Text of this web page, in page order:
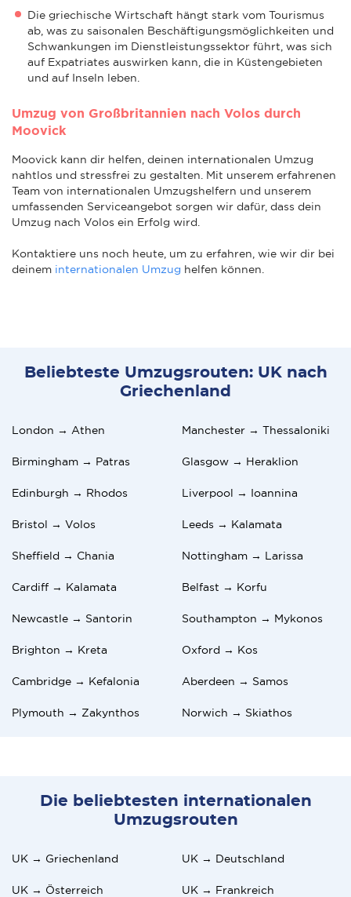
Die griechische Wirtschaft hängt stark vom Tourismus
ab, was zu saisonalen Beschäftigungsmöglichkeiten und
Schwankungen im Dienstleistungssektor führt, was sich
auf Expatriates auswirken kann, die in Küstengebieten
und auf Inseln leben.
Umzug von Großbritannien nach Volos durch
Moovick
Moovick kann dir helfen, deinen internationalen Umzug
nahtlos und stressfrei zu gestalten. Mit unserem erfahrenen
Team von internationalen Umzugshelfern und unserem
umfassenden Serviceangebot sorgen wir dafür, dass dein
Umzug nach Volos ein Erfolg wird.
Kontaktiere uns noch heute, um zu erfahren, wie wir dir bei
deinem internationalen Umzug helfen können.
Beliebteste Umzugsrouten: UK nach
Griechenland
London → Athen Manchester → Thessaloniki
Birmingham → Patras Glasgow → Heraklion
Edinburgh → Rhodos Liverpool → Ioannina
Bristol → Volos Leeds → Kalamata
Sheffield → Chania Nottingham → Larissa
Cardiff → Kalamata Belfast → Korfu
Newcastle → Santorin Southampton → Mykonos
Brighton → Kreta Oxford → Kos
Cambridge → Kefalonia Aberdeen → Samos
Plymouth → Zakynthos Norwich → Skiathos
Die beliebtesten internationalen
Umzugsrouten
UK → Griechenland UK → Deutschland
UK → Österreich UK → Frankreich